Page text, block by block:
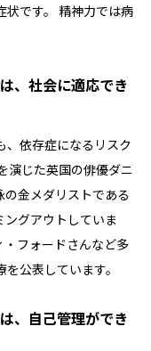
状です。 精神力では病
、社会に適応でき
、依存症になるリスク
演じた英国の俳優ダニ
金メダリストである
グアウトしていま
フォードさんなど多
公表しています。
、自己管理ができ